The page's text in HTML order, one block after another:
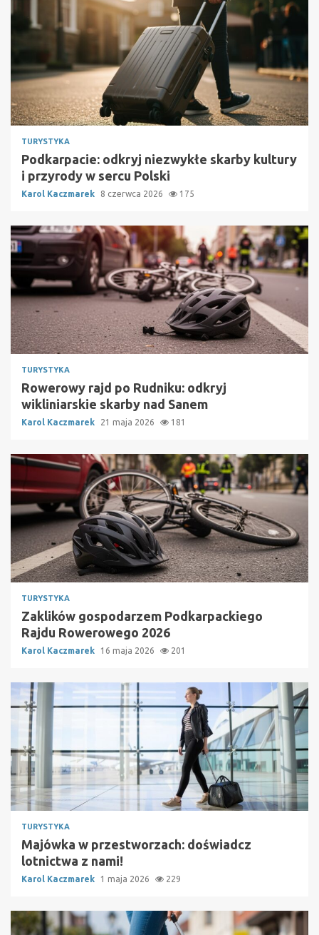
TURYSTYKA
Podkarpacie: odkryj niezwykłe skarby kultury
i przyrody w sercu Polski
Karol Kaczmarek 8 czerwca 2026 175
TURYSTYKA
Rowerowy rajd po Rudniku: odkryj
wikliniarskie skarby nad Sanem
Karol Kaczmarek 21 maja 2026 181
TURYSTYKA
Zaklików gospodarzem Podkarpackiego
Rajdu Rowerowego 2026
Karol Kaczmarek 16 maja 2026 201
TURYSTYKA
Majówka w przestworzach: doświadcz
lotnictwa z nami!
Karol Kaczmarek 1 maja 2026 229